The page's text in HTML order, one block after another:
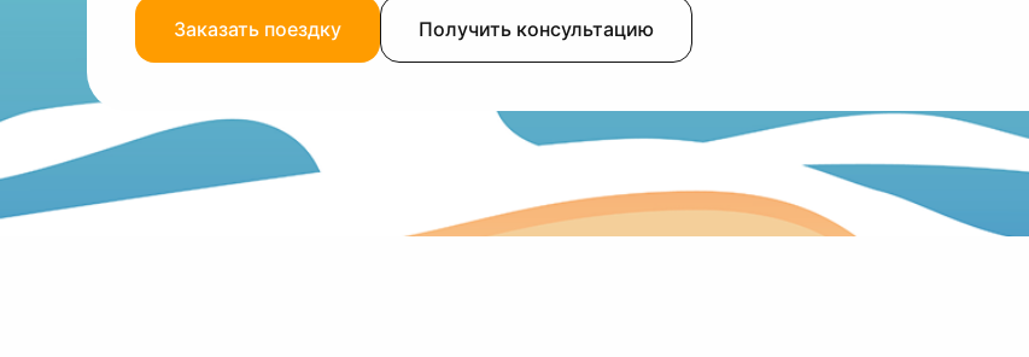
Заказать поездку Получить консультацию